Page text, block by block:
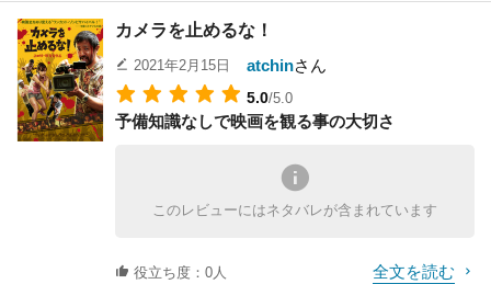
自分が好きな人が別な人を好きになる、という三角
関係を描くパターンで言えば
1987年の「恋しくて」（主演：メアリー・スチュア
ート・マスターソン）なんかが、
切ない感情をとてもよく表現できていた。
るポテンシャルを秘めていただけに
ちょっともったいない作品であったと感じた。
これはこれで主演のアヴァ・ミッシェルがかわいそ
しかしよくよく観ると、作りはどこかいびつな感じ
もする。
レコード会社の役員室に呼ばれ、楽曲「ボヘミア
ン・ラプソディ」を批判されるシーンでは、
妙なアップの抜きとか、その他随所に演出と演技が
また、クイーンは当初本国イギリスではウケず、
日本での大人気から再評価された歴史があるにも関
あるものの、
カメラを止めるな！
2021年2月15日 atchinさん
5.0/5.0
予備知識なしで映画を観る事の大切さ
このレビューにはネタバレが含まれています
役立ち度：0人 全文を読む